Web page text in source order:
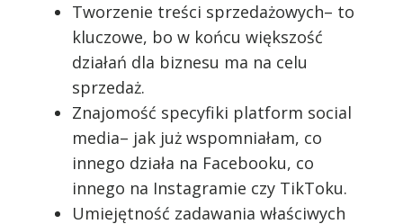
Tworzenie treści sprzedażowych– to
kluczowe, bo w końcu większość
działań dla biznesu ma na celu
sprzedaż.
Znajomość specyfiki platform social
media– jak już wspomniałam, co
innego działa na Facebooku, co
innego na Instagramie czy TikToku.
Umiejętność zadawania właściwych